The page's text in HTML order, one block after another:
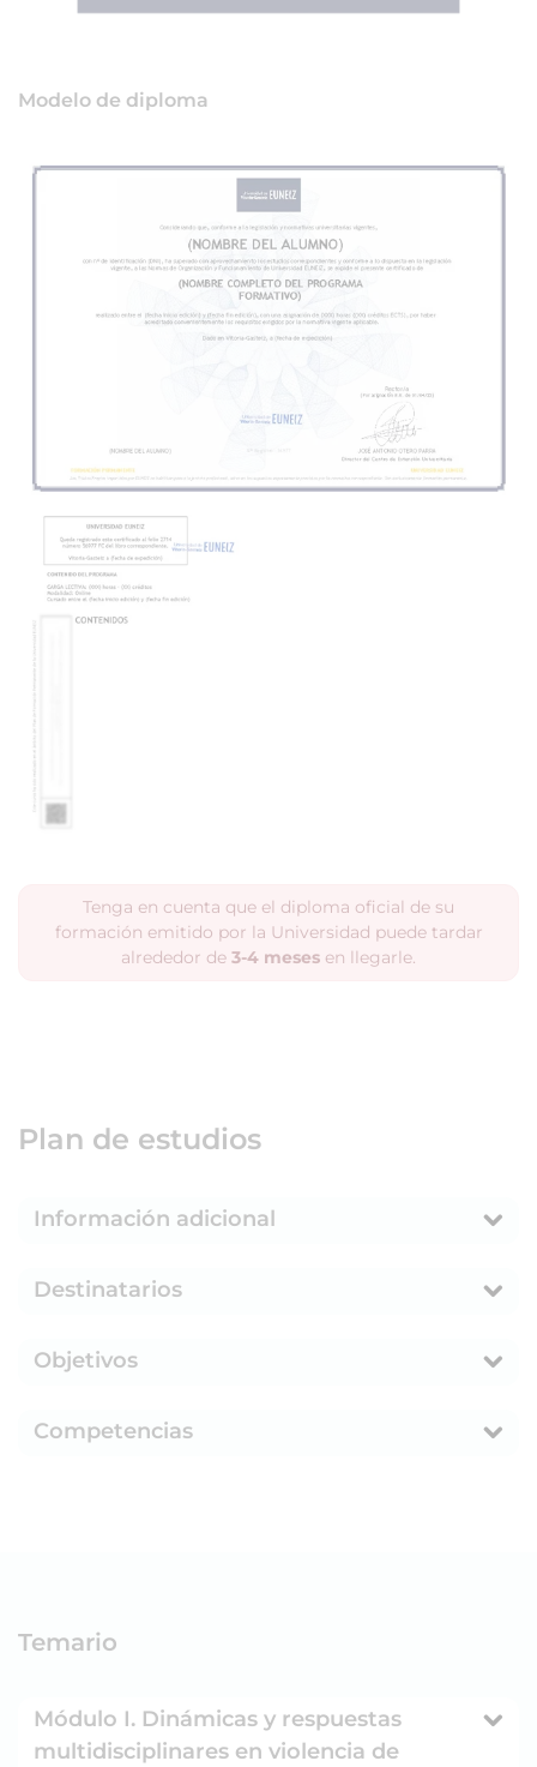
Modelo de diploma
Tenga en cuenta que el diploma oficial de su
formación emitido por la Universidad puede tardar
alrededor de 3-4 meses en llegarle.
Plan de estudios
Información adicional
Destinatarios
Objetivos
Competencias
Temario
Módulo I. Dinámicas y respuestas
multidisciplinares en violencia de